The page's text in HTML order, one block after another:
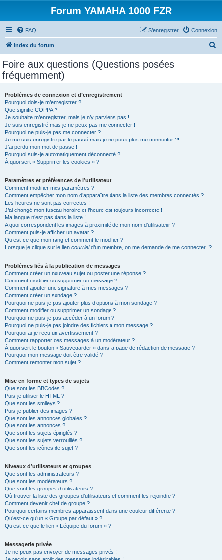
Forum YAMAHA 1000 FZR
FAQ Connexion
S’enregistrer
Index du forum
Foire aux questions (Questions posées
fréquemment)
Problèmes de connexion et d’enregistrement
Pourquoi dois-je m’enregistrer ?
Que signifie COPPA ?
Je souhaite m’enregistrer, mais je n’y parviens pas !
Je suis enregistré mais je ne peux pas me connecter !
Pourquoi ne puis-je pas me connecter ?
Je me suis enregistré par le passé mais je ne peux plus me connecter ?!
J’ai perdu mon mot de passe !
Pourquoi suis-je automatiquement déconnecté ?
À quoi sert « Supprimer les cookies » ?
Paramètres et préférences de l’utilisateur
Comment modifier mes paramètres ?
Comment empêcher mon nom d’apparaître dans la liste des membres connectés ?
Les heures ne sont pas correctes !
J’ai changé mon fuseau horaire et l’heure est toujours incorrecte !
Ma langue n’est pas dans la liste !
A quoi correspondent les images à proximité de mon nom d’utilisateur ?
Comment puis-je afficher un avatar ?
Qu’est-ce que mon rang et comment le modifier ?
Lorsque je clique sur le lien courrield’un membre, on me demande de me connecter !?
Problèmes liés à la publication de messages
Comment créer un nouveau sujet ou poster une réponse ?
Comment modifier ou supprimer un message ?
Comment ajouter une signature à mes messages ?
Comment créer un sondage ?
Pourquoi ne puis-je pas ajouter plus d’options à mon sondage ?
Comment modifier ou supprimer un sondage ?
Pourquoi ne puis-je pas accéder à un forum ?
Pourquoi ne puis-je pas joindre des fichiers à mon message ?
Pourquoi ai-je reçu un avertissement ?
Comment rapporter des messages à un modérateur ?
À quoi sert le bouton « Sauvegarder » dans la page de rédaction de message ?
Pourquoi mon message doit être validé ?
Comment remonter mon sujet ?
Mise en forme et types de sujets
Que sont les BBCodes ?
Puis-je utiliser le HTML ?
Que sont les smileys ?
Puis-je publier des images ?
Que sont les annonces globales ?
Que sont les annonces ?
Que sont les sujets épinglés ?
Que sont les sujets verrouillés ?
Que sont les icônes de sujet ?
Niveaux d’utilisateurs et groupes
Que sont les administrateurs ?
Que sont les modérateurs ?
Que sont les groupes d’utilisateurs ?
Où trouver la liste des groupes d’utilisateurs et comment les rejoindre ?
Comment devenir chef de groupe ?
Pourquoi certains membres apparaissent dans une couleur différente ?
Qu’est-ce qu’un « Groupe par défaut » ?
Qu’est-ce que le lien « L’équipe du forum » ?
Messagerie privée
Je ne peux pas envoyer de messages privés !